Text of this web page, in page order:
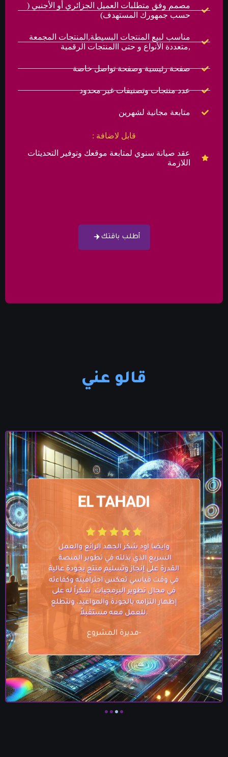
مصمم وفق متطلبات العميل الجزائري أو الأجنبي (
حسب جمهورك المستهدف)
مناسب لبيع المنتجات البسيطة,المنتجات المجمعة
,متعددة الأنواع و حتى االمنتجات الرقمية
صفحة رئيسية وصفحة تواصل خاصة
عدد منتجات وتصنيفات غير محدود
متابعة مجانية لشهرين
قابل لاضافة :
عقد صيانة سنوي لمتابعة موقعك وتوفير التحديثات
اللازمة
أطلب باقتك
قالو عني